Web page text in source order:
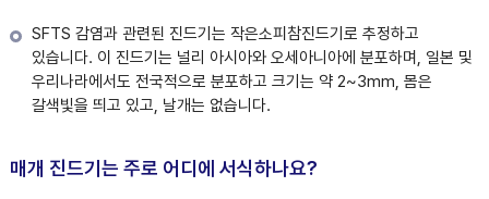
SFTS 감염과 관련된 진드기는 작은소피참진드기로 추정하고
있습니다. 이 진드기는 널리 아시아와 오세아니아에 분포하며, 일본 및
우리나라에서도 전국적으로 분포하고 크기는 약 2~3mm, 몸은
갈색빛을 띄고 있고, 날개는 없습니다.
매개 진드기는 주로 어디에 서식하나요?